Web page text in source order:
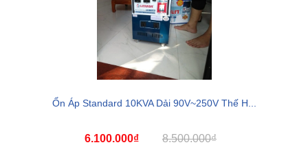
Ổn Áp Standard 10KVA Dải 90V~250V Thế H...
6.100.000₫ 8.500.000₫